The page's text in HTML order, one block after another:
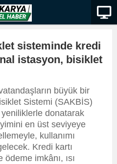
sisteminde kredi
istasyon, bisiklet
büyük bir
Sistemi (SAKBİS)
yeniliklerle donatarak
en üst seviyeye
kullanımı
Kredi kartı
imkânı, ısı